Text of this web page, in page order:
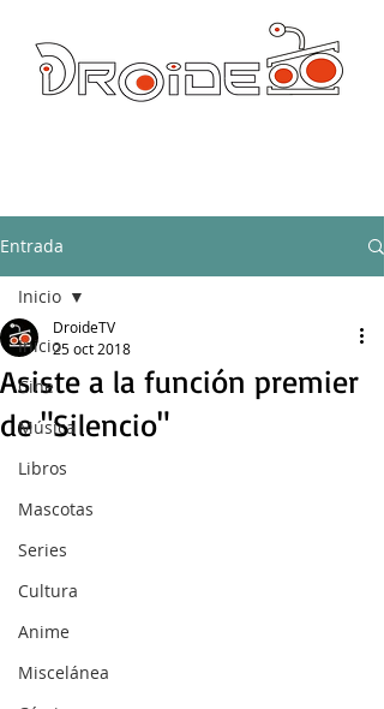
Entrada
Inicio
Cine
Música
Libros
Mascotas
Series
Cultura
Anime
Miscelánea
Inicio
Asiste a la función premier
de "Silencio"
DroideTV
25 oct 2018